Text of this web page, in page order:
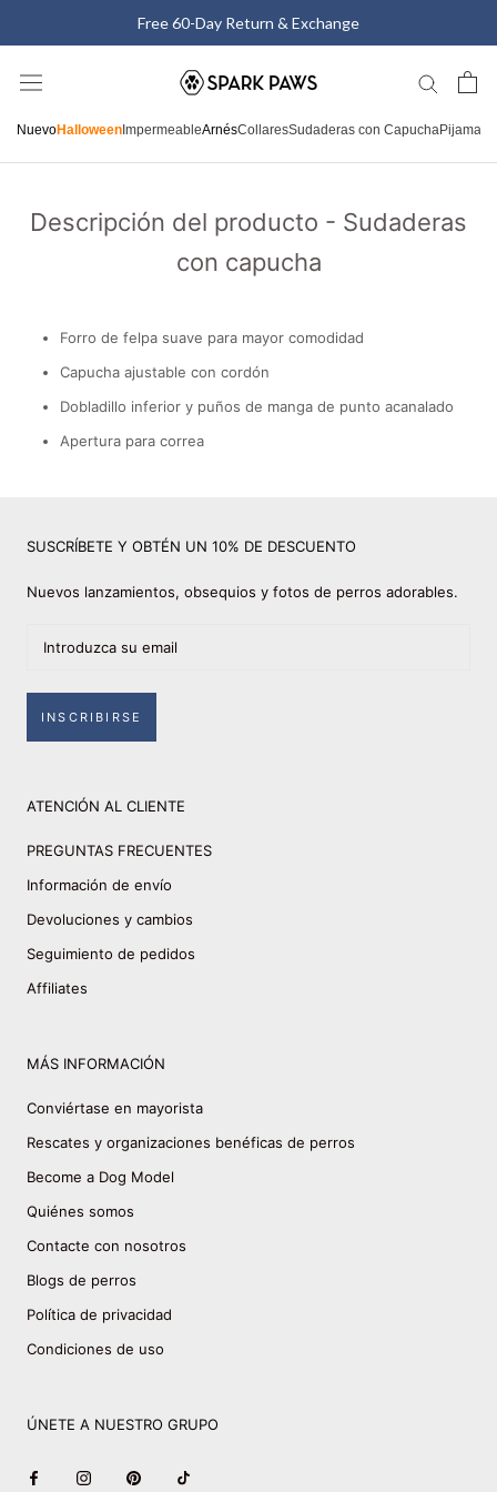
Free 60-Day Return & Exchange
NuevoHalloween ImpermeableArnésCollaresSudaderas con CapuchaPijamas
Descripción del producto - Sudaderas
con capucha
Forro de felpa suave para mayor comodidad
Capucha ajustable con cordón
Dobladillo inferior y puños de manga de punto acanalado
Apertura para correa
SUSCRÍBETE Y OBTÉN UN 10% DE DESCUENTO
Nuevos lanzamientos, obsequios y fotos de perros adorables.
INSCRIBIRSE
ATENCIÓN AL CLIENTE
PREGUNTAS FRECUENTES
Información de envío
Devoluciones y cambios
Seguimiento de pedidos
Affiliates
MÁS INFORMACIÓN
Conviértase en mayorista
Rescates y organizaciones benéficas de perros
Become a Dog Model
Quiénes somos
Contacte con nosotros
Blogs de perros
Política de privacidad
Condiciones de uso
ÚNETE A NUESTRO GRUPO